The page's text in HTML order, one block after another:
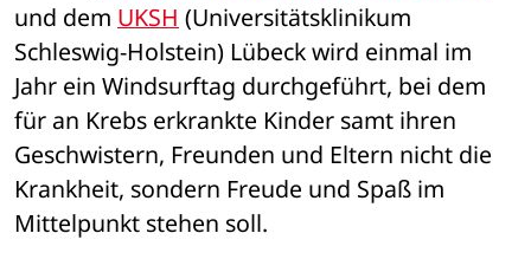
und dem UKSH (Universitätsklinikum
Schleswig-Holstein) Lübeck wird einmal im
Jahr ein Windsurftag durchgeführt, bei dem
für an Krebs erkrankte Kinder samt ihren
Geschwistern, Freunden und Eltern nicht die
Krankheit, sondern Freude und Spaß im
Mittelpunkt stehen soll.